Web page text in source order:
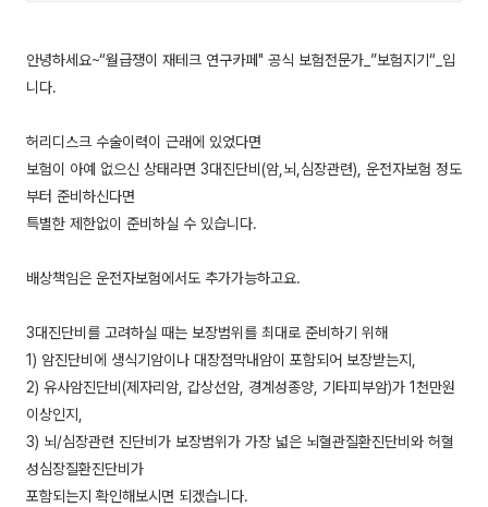
안녕하세요~“월급쟁이 재테크 연구카페" 공식 보험전문가_”보험지기“_입
니다.
허리디스크 수술이력이 근래에 있었다면
보험이 아예 없으신 상태라면 3대진단비(암,뇌,심장관련), 운전자보험 정도
부터 준비하신다면
특별한 제한없이 준비하실 수 있습니다.
배상책임은 운전자보험에서도 추가가능하고요.
3대진단비를 고려하실 때는 보장범위를 최대로 준비하기 위해
1) 암진단비에 생식기암이나 대장점막내암이 포함되어 보장받는지,
2) 유사암진단비(제자리암, 갑상선암, 경계성종양, 기타피부암)가 1천만원
이상인지,
3) 뇌/심장관련 진단비가 보장범위가 가장 넓은 뇌혈관질환진단비와 허혈
성심장질환진단비가
포함되는지 확인해보시면 되겠습니다.